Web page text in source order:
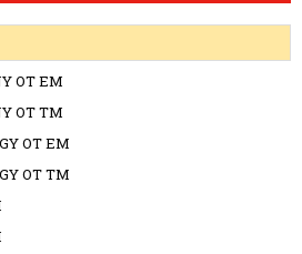
OT EM
OT TM
OT EM
OT TM